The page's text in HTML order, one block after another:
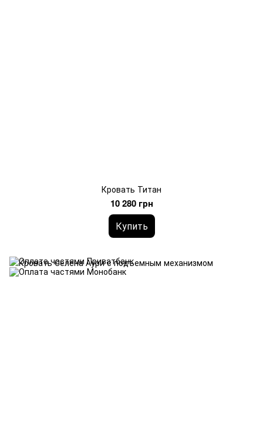
Кровать Титан
10 280 грн
Купить